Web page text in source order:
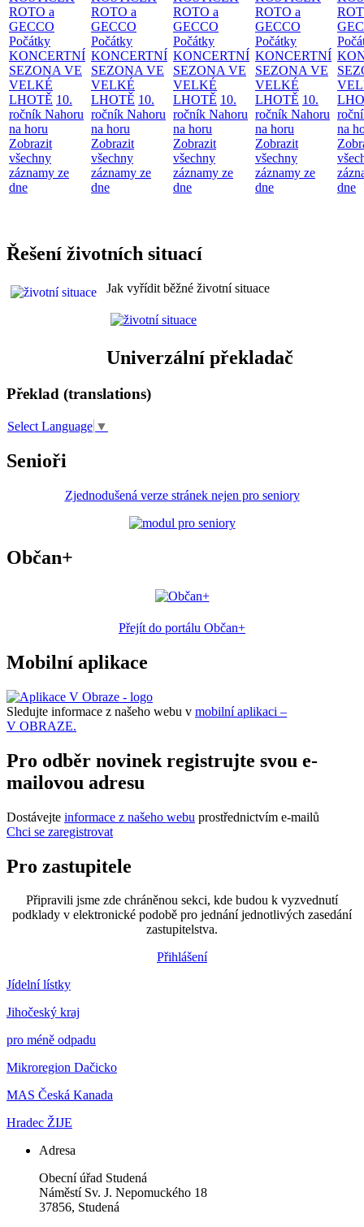
ROTO a
GECCO
Počátky
KONCERTNÍ
SEZONA VE
VELKÉ
LHOTĚ 10.
ročník Nahoru
na horu
Zobrazit
všechny
záznamy ze
dne
ROTO a
GECCO
Počátky
KONCERTNÍ
SEZONA VE
VELKÉ
LHOTĚ 10.
ročník Nahoru
na horu
Zobrazit
všechny
záznamy ze
dne
ROTO a
GECCO
Počátky
KONCERTNÍ
SEZONA VE
VELKÉ
LHOTĚ 10.
ročník Nahoru
na horu
Zobrazit
všechny
záznamy ze
dne
ROTO a
GECCO
Počátky
KONCERTNÍ
SEZONA VE
VELKÉ
LHOTĚ 10.
ročník Nahoru
na horu
Zobrazit
všechny
záznamy ze
dne
na
dne
Řešení životních situací
Jak vyřídit běžné životní situace
Univerzální překladač
Překlad (translations)
Select Language ▼
Senioři
Zjednodušená verze stránek nejen pro seniory
Občan+
Přejít do portálu Občan+
Mobilní aplikace
Sledujte informace z našeho webu v mobilní aplikaci –
V OBRAZE.
Pro odběr novinek registrujte svou e-
mailovou adresu
Dostávejte informace z našeho webu prostřednictvím e-mailů
Chci se zaregistrovat
Pro zastupitele
Připravili jsme zde chráněnou sekci, kde budou k vyzvednutí
podklady v elektronické podobě pro jednání jednotlivých zasedání
zastupitelstva.
Přihlášení
Jídelní lístky
Jihočeský kraj
pro méně odpadu
Mikroregion Dačicko
MAS Česká Kanada
Hradec ŽIJE
Adresa
Obecní úřad Studená
Náměstí Sv. J. Nepomuckého 18
37856, Studená